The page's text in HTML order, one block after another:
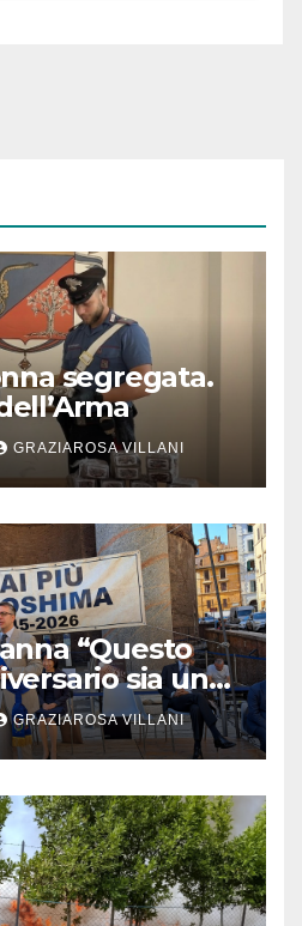
segregata.
GRAZIAROSA VILLANI
“Questo
sia un
GRAZIAROSA VILLANI